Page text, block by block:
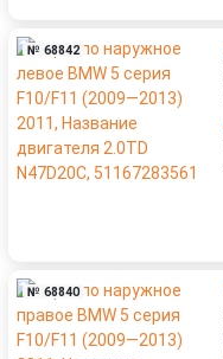
№ 68842
№ 68840